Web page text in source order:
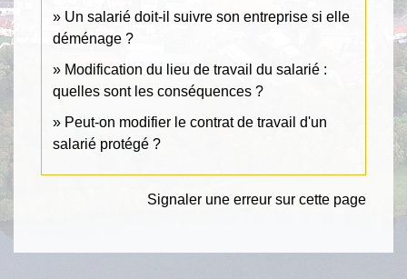
Un salarié doit-il suivre son entreprise si elle
déménage ?
Modification du lieu de travail du salarié :
quelles sont les conséquences ?
Peut-on modifier le contrat de travail d'un
salarié protégé ?
Signaler une erreur sur cette page